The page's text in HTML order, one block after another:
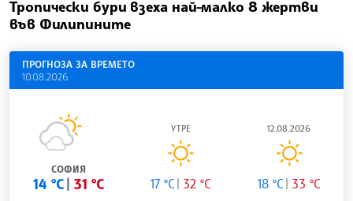
Тропически бури взеха най-малко 8 жертви
във Филипините
ПРОГНОЗА ЗА ВРЕМЕТО
10.08.2026
СОФИЯ
14 °C 31 °C
УТРЕ
17 °C 32 °C
12.08.2026
18 °C 33 °C